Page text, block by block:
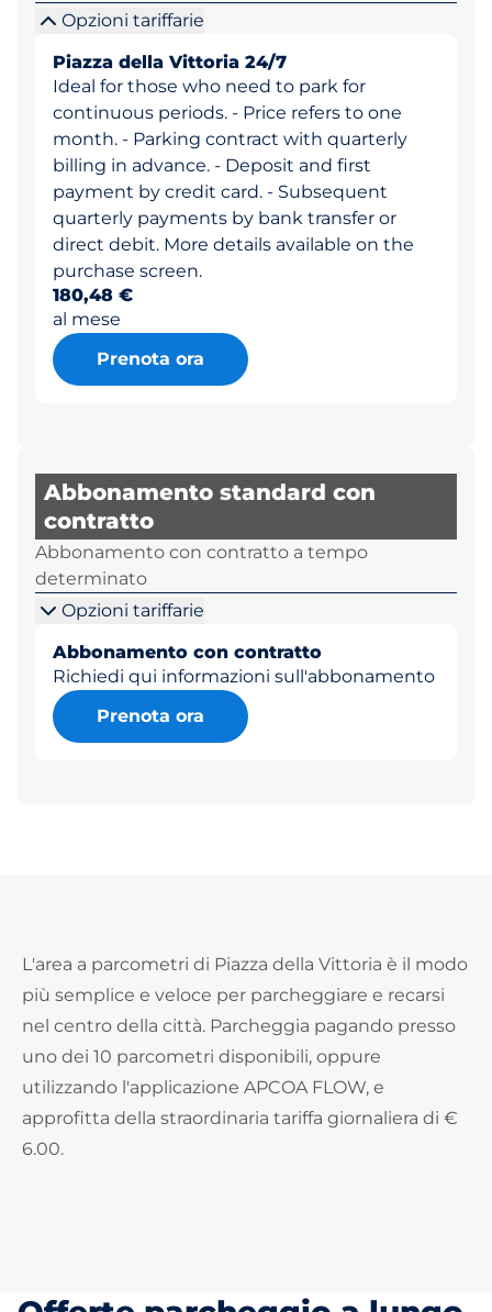
Opzioni tariffarie
Piazza della Vittoria 24/7
Ideal for those who need to park for
continuous periods. - Price refers to one
month. - Parking contract with quarterly
billing in advance. - Deposit and first
payment by credit card. - Subsequent
quarterly payments by bank transfer or
direct debit. More details available on the
purchase screen.
180,48 €
al mese
Prenota ora
Abbonamento standard con
contratto
Abbonamento con contratto a tempo
determinato
Opzioni tariffarie
Abbonamento con contratto
Richiedi qui informazioni sull'abbonamento
Prenota ora
L'area a parcometri di Piazza della Vittoria è il modo
più semplice e veloce per parcheggiare e recarsi
nel centro della città. Parcheggia pagando presso
uno dei 10 parcometri disponibili, oppure
utilizzando l'applicazione APCOA FLOW, e
approfitta della straordinaria tariffa giornaliera di €
6.00.